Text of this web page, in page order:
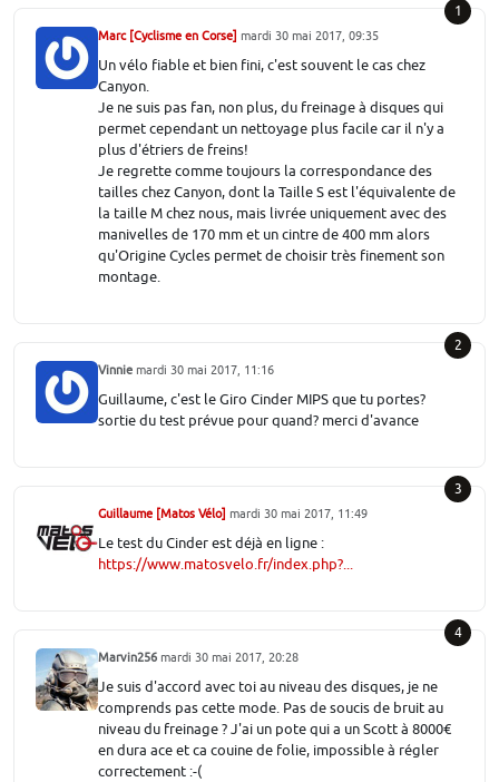
1
Marc [Cyclisme en Corse] mardi 30 mai 2017, 09:35
Un vélo fiable et bien fini, c'est souvent le cas chez
Canyon.
Je ne suis pas fan, non plus, du freinage à disques qui
permet cependant un nettoyage plus facile car il n'y a
plus d'étriers de freins!
Je regrette comme toujours la correspondance des
tailles chez Canyon, dont la Taille S est l'équivalente de
la taille M chez nous, mais livrée uniquement avec des
manivelles de 170 mm et un cintre de 400 mm alors
qu'Origine Cycles permet de choisir très finement son
montage.
2
Vinnie mardi 30 mai 2017, 11:16
Guillaume, c'est le Giro Cinder MIPS que tu portes?
sortie du test prévue pour quand? merci d'avance
3
Guillaume [Matos Vélo] mardi 30 mai 2017, 11:49
Le test du Cinder est déjà en ligne :
https://www.matosvelo.fr/index.php?...
4
Marvin256 mardi 30 mai 2017, 20:28
Je suis d'accord avec toi au niveau des disques, je ne
comprends pas cette mode. Pas de soucis de bruit au
niveau du freinage ? J'ai un pote qui a un Scott à 8000€
en dura ace et ca couine de folie, impossible à régler
correctement :-(